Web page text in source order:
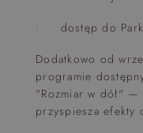
• dostęp do
Dodatkowo od
programie
"Rozmiar w dół" —
przyspiesza efekty